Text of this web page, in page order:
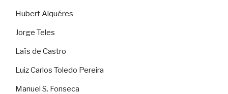
Hubert Alquéres
Jorge Teles
Laïs de Castro
Luiz Carlos Toledo Pereira
Manuel S. Fonseca